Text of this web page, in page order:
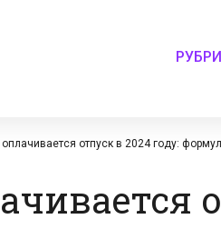
оплачивается отпуск в 2024 году: